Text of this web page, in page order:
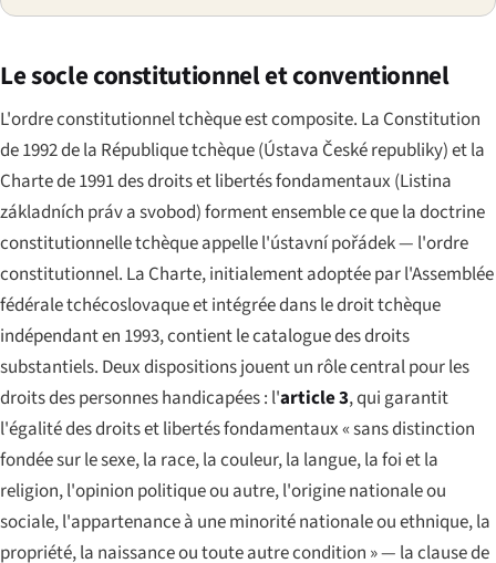
Le socle constitutionnel et conventionnel
L'ordre constitutionnel tchèque est composite. La Constitution
de 1992 de la République tchèque (Ústava České republiky) et la
Charte de 1991 des droits et libertés fondamentaux (Listina
základních práv a svobod) forment ensemble ce que la doctrine
constitutionnelle tchèque appelle l'ústavní pořádek— l'ordre
constitutionnel. La Charte, initialement adoptée par l'Assemblée
fédérale tchécoslovaque et intégrée dans le droit tchèque
indépendant en 1993, contient le catalogue des droits
substantiels. Deux dispositions jouent un rôle central pour les
droits des personnes handicapées : l'article 3, qui garantit
l'égalité des droits et libertés fondamentaux « sans distinction
fondée sur le sexe, la race, la couleur, la langue, la foi et la
religion, l'opinion politique ou autre, l'origine nationale ou
sociale, l'appartenance à une minorité nationale ou ethnique, la
propriété, la naissance ou toute autre condition » — la clause de